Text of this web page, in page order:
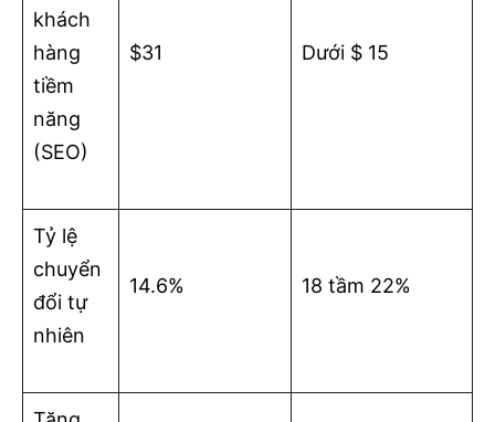
khách
hàng
tiềm
năng
(SEO)
$31 Dưới $ 15
Tỷ lệ
chuyển
đổi tự
nhiên
14.6% 18 tầm 22%